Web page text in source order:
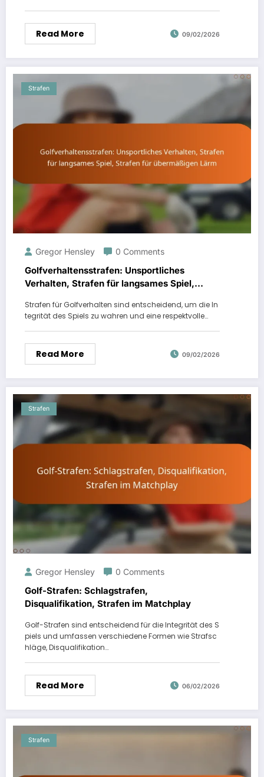
Read More 09/02/2026
Strafen
Gregor Hensley 0 Comments
Golfverhaltensstrafen: Unsportliches
Verhalten, Strafen für langsames Spiel,
Strafen für Golfverhalten sind entscheidend, um die In
tegrität des Spiels zu wahren und eine respektvolle…
Read More 09/02/2026
Strafen
Gregor Hensley 0 Comments
Golf-Strafen: Schlagstrafen,
Disqualifikation, Strafen im Matchplay
Golf-Strafen sind entscheidend für die Integrität des S
piels und umfassen verschiedene Formen wie Strafsc
hläge, Disqualifikation…
Read More 06/02/2026
Strafen